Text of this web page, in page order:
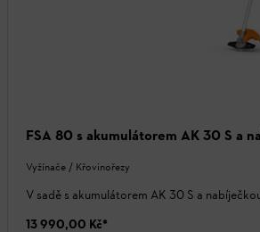
FSA 80 s akumulátorem AK 30 S a
Vyžínače / Křovinořezy
V sadě s akumulátorem AK 30 S a
13 990,00 Kč*